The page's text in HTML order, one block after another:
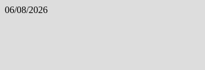
Skip
06/08/2026